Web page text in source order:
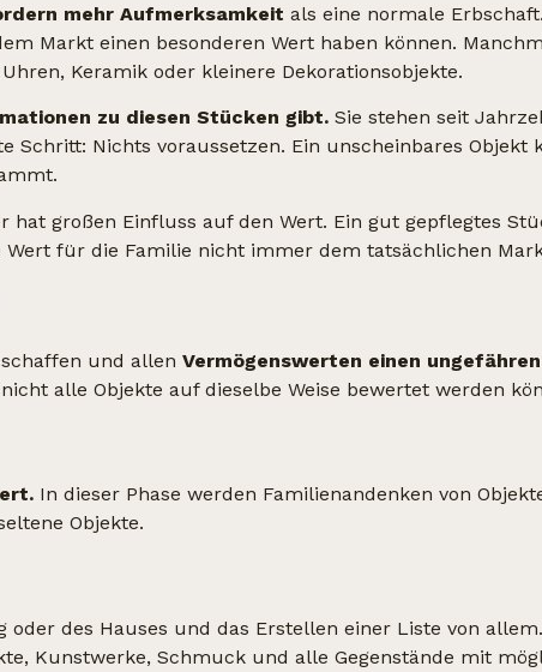
mehr Aufmerksamkeit als eine normale
Markt einen besonderen Wert haben können.
Keramik oder kleinere Dekorationsobjekte.
zu diesen Stücken gibt. Sie stehen seit
Schritt: Nichts voraussetzen. Ein unscheinbares Objekt
hat großen Einfluss auf den Wert. Ein gut gepflegtes
für die Familie nicht immer dem tatsächlichen
und allen Vermögenswerten einen
alle Objekte auf dieselbe Weise bewertet werden
In dieser Phase werden Familienandenken von
Objekte.
des Hauses und das Erstellen einer Liste von allem.
Kunstwerke, Schmuck und alle Gegenstände mit